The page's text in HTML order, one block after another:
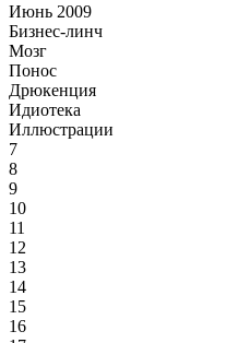
Июнь 2009
Бизнес-линч
Мозг
Понос
Дрюкенция
Идиотека
Иллюстрации
7
8
9
10
11
12
13
14
15
16